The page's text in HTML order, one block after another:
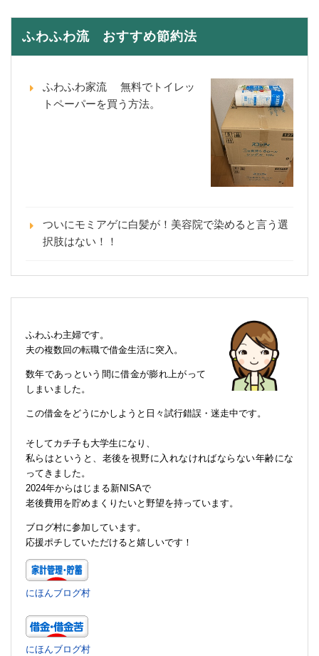
ふわふわ流 おすすめ節約法
ふわふわ家流 無料でトイレッ
トペーパーを買う方法。
ついにモミアゲに白髪が！美容院で染めると言う選
択肢はない！！
ふわふわ主婦です。
夫の複数回の転職で借金生活に突入。
数年であっという間に借金が膨れ上がって
しまいました。
この借金をどうにかしようと日々試行錯誤・迷走中です。
そしてカチ子も大学生になり、
私らはというと、老後を視野に入れなければならない年齢にな
ってきました。
2024年からはじまる新NISAで
老後費用を貯めまくりたいと野望を持っています。
ブログ村に参加しています。
応援ポチしていただけると嬉しいです！
にほんブログ村
にほんブログ村